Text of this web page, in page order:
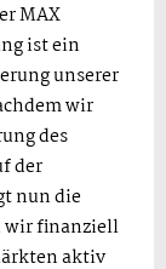
MAX
ist ein
unserer
wir
des
der
nun die
wir finanziell
aktiv